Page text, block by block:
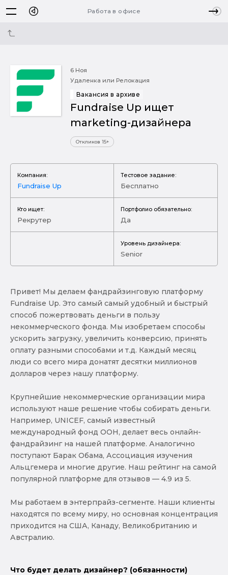
Работа в офисе
6 Ноя
Удаленка или Релокация
Вакансия в архиве
Fundraise Up ищет
marketing-дизайнера
Откликов 15+
Компания:
Fundraise Up
Тестовое задание:
Бесплатно
Кто ищет:
Рекрутер
Портфолио обязательно:
Да
Уровень дизайнера:
Senior
Привет! Мы делаем фандрайзинговую платформу
Fundraise Up. Это самый самый удобный и быстрый
способ пожертвовать деньги в пользу
некоммерческого фонда. Мы изобретаем способы
ускорить загрузку, увеличить конверсию, принять
оплату разными способами и т.д. Каждый месяц
люди со всего мира донатят десятки миллионов
долларов через нашу платформу.
Крупнейшие некоммерческие организации мира
используют наше решение чтобы собирать деньги.
Например, UNICEF, самый известный
международный фонд ООН, делает весь онлайн-
фандрайзинг на нашей платформе. Аналогично
поступают Барак Обама, Ассоциация изучения
Альцгемера и многие другие. Наш рейтинг на самой
популярной платформе для отзывов — 4.9 из 5.
Мы работаем в энтерпрайз-сегменте. Наши клиенты
находятся по всему миру, но основная концентрация
приходится на США, Канаду, Великобританию и
Австралию.
Что будет делать дизайнер? (обязанности)